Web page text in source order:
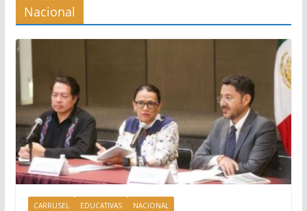
Nacional
CARRUSEL EDUCATIVAS NACIONAL